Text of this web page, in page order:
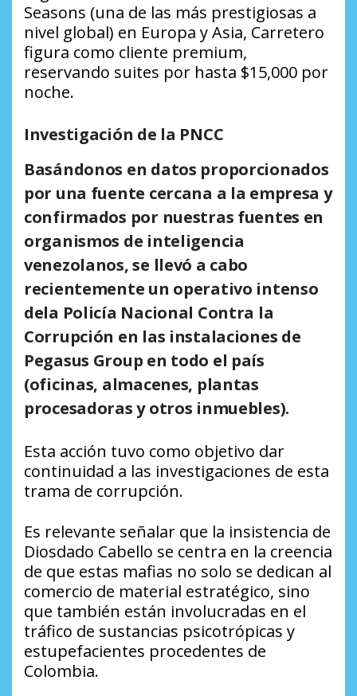
Seasons (una de las más prestigiosas a
nivel global) en Europa y Asia, Carretero
figura como cliente premium,
reservando suites por hasta $15,000 por
noche.
Investigación de la PNCC
Basándonos en datos proporcionados
por una fuente cercana a la empresa y
confirmados por nuestras fuentes en
organismos de inteligencia
venezolanos, se llevó a cabo
recientemente un operativo intenso
dela Policía Nacional Contra la
Corrupción en las instalaciones de
Pegasus Group en todo el país
(oficinas, almacenes, plantas
procesadoras y otros inmuebles).
Esta acción tuvo como objetivo dar
continuidad a las investigaciones de esta
trama de corrupción.
Es relevante señalar que la insistencia de
Diosdado Cabello se centra en la creencia
de que estas mafias no solo se dedican al
comercio de material estratégico, sino
que también están involucradas en el
tráfico de sustancias psicotrópicas y
estupefacientes procedentes de
Colombia.